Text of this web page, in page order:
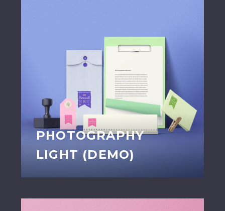
PHOTOGRAPHY
LIGHT (DEMO)